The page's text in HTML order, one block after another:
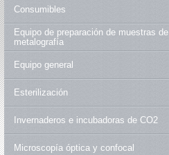
Consumibles
Equipo de preparación de muestras de
metalografía
Equipo general
Esterilización
Invernaderos e incubadoras de CO2
Microscopía óptica y confocal